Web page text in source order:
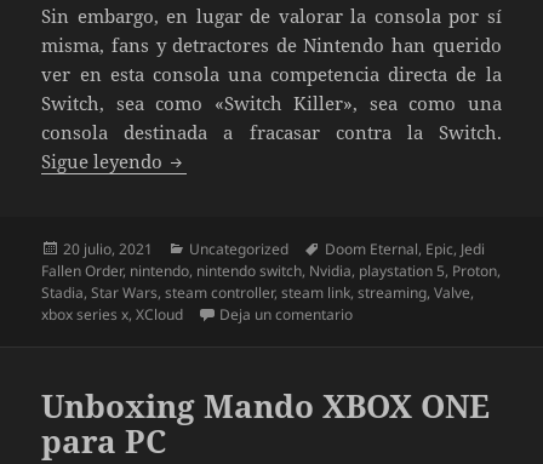
Sin embargo, en lugar de valorar la consola por sí
misma, fans y detractores de Nintendo han querido
ver en esta consola una competencia directa de la
Switch, sea como «Switch Killer», sea como una
consola destinada a fracasar contra la Switch.
Sigue leyendo Impresiones sobre Steam Deck de Valve y
Publicado
el
20 julio, 2021 Categorías
Uncategorized Etiquetas
Doom Eternal, Epic, Jedi
Fallen Order, nintendo, nintendo switch, Nvidia, playstation 5, Proton,
Stadia,Star Wars,steam controller,steam link,streaming,Valve,
xbox series x,XCloud Deja un comentarioen Impresiones sobre
Unboxing Mando XBOX ONE
para PC